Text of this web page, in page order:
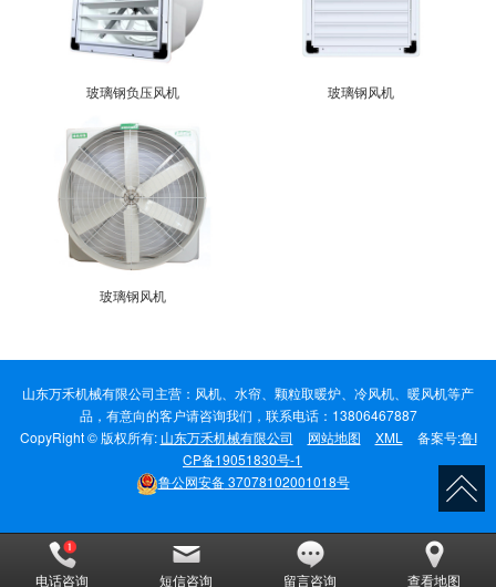
玻璃钢负压风机 玻璃钢风机
玻璃钢风机
山东万禾机械有限公司主营：风机、水帘、颗粒取暖炉、冷风机、暖风机等产
品，有意向的客户请咨询我们，联系电话：13806467887
CopyRight © 版权所有: 山东万禾机械有限公司 网站地图 XML 备案号:鲁I
CP备19051830号-1
鲁公网安备37078102001018号
电话咨询 短信咨询 留言咨询 查看地图